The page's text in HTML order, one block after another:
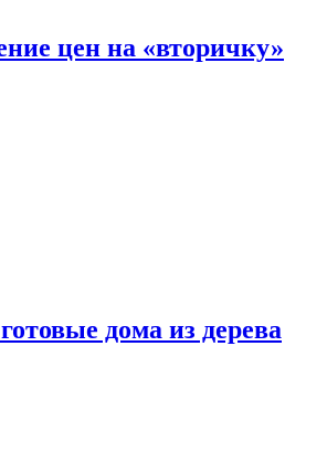
цен на «вторичку»
дома из дерева